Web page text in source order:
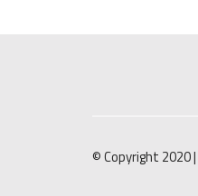
© Copyright 2020 |